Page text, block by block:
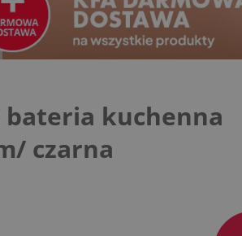
bateria kuchenna
czarna